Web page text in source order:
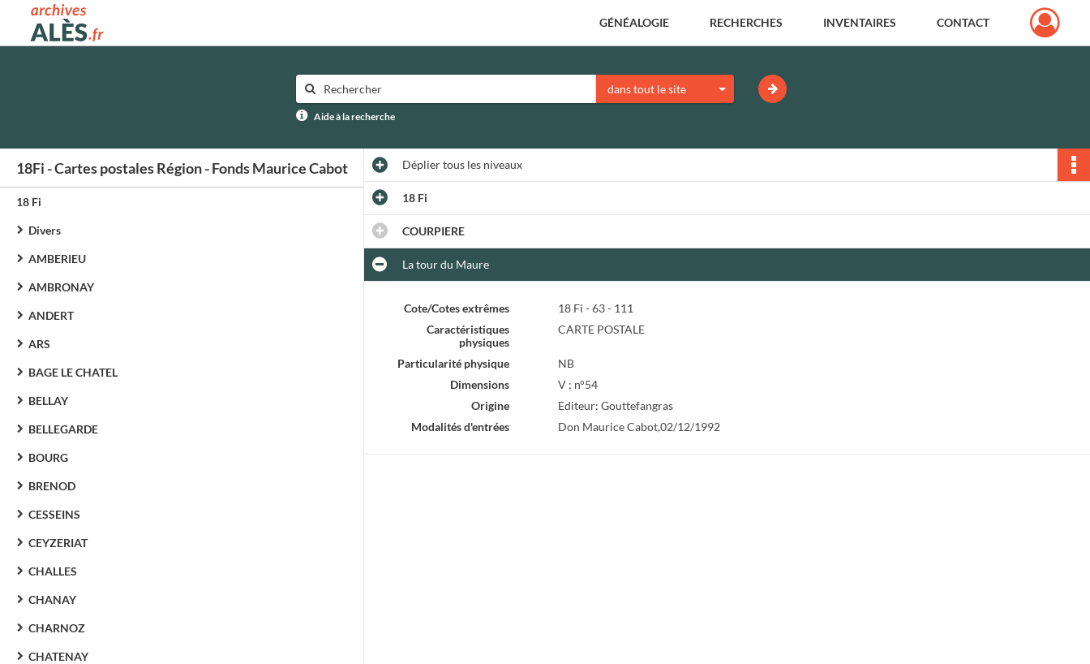
Archives municipales d'Alès GÉNÉALOGIE RECHERCHES INVENTAIRES CONTACT
dans tout le site
Aide à la recherche
18Fi - Cartes postales Région - Fonds Maurice Cabot
18 Fi
Divers
AMBERIEU
AMBRONAY
ANDERT
ARS
BAGE LE CHATEL
BELLAY
BELLEGARDE
BOURG
BRENOD
CESSEINS
CEYZERIAT
CHALLES
CHANAY
CHARNOZ
CHATENAY
Dépliertous les niveaux
18 Fi
COURPIERE
La tour du Maure
Cote/Cotes extrêmes
18 Fi - 63 - 111
Caractéristiques
physiques
CARTE POSTALE
Particularité physique
NB
Dimensions
V ; n°54
Origine
Editeur: Gouttefangras
Modalités d'entrées
Don Maurice Cabot,02/12/1992